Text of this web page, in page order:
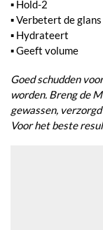
▪ Hold-2
▪ Verbetert de glans
▪ Hydrateert
▪ Geeft volume
Goed schudden
worden. Breng de
gewassen,
Voor het beste